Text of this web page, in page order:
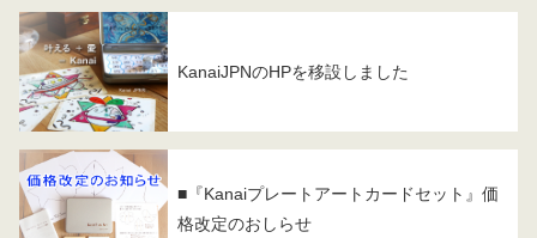
KanaiJPNのHPを移設しました
■『Kanaiプレートアートカードセット』価
格改定のおしらせ